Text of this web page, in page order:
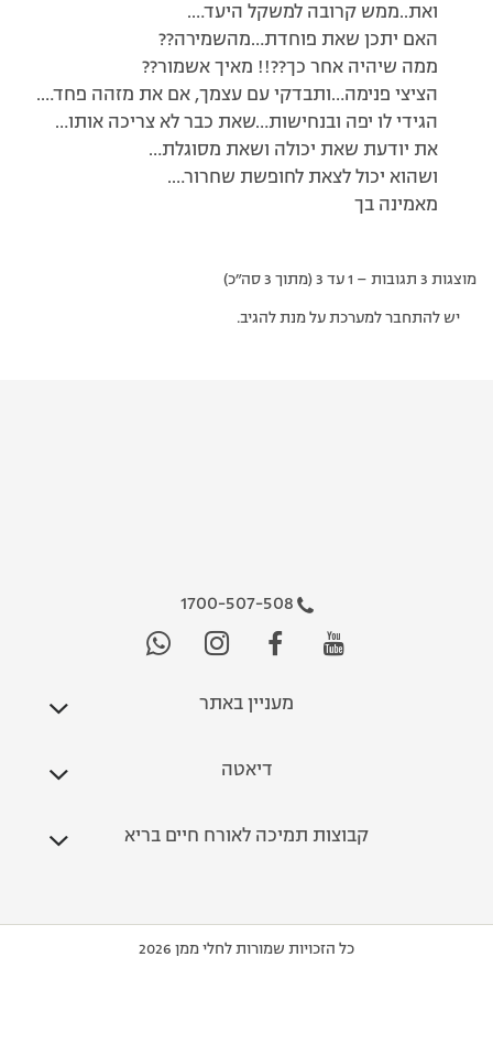
ואת..ממש קרובה למשקל היעד….
האם יתכן שאת פוחדת…מהשמירה??
ממה שיהיה אחר כך??!! מאיך אשמור??
הציצי פנימה…ותבדקי עם עצמך, אם את מזהה פחד….
הגידי לו יפה ובנחישות…שאת כבר לא צריכה אותו…
את יודעת שאת יכולה ושאת מסוגלת…
ושהוא יכול לצאת לחופשת שחרור….
מאמינה בך
מוצגות 3 תגובות – 1 עד 3 (מתוך 3 סה״כ)
יש להתחבר למערכת על מנת להגיב.
1700-507-508
מעניין באתר
דיאטה
קבוצות תמיכה לאורח חיים בריא
כל הזכויות שמורות לחלי ממן 2026